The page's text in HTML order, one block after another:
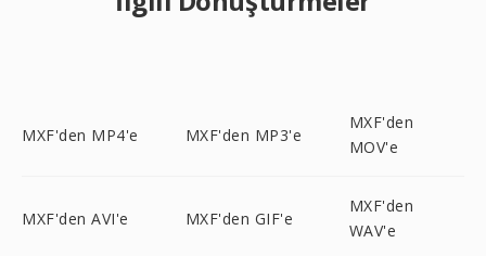
MXF'den MP4'e MXF'den MP3'e
MXF'den
MOV'e
MXF'den AVI'e MXF'den GIF'e
MXF'den
WAV'e